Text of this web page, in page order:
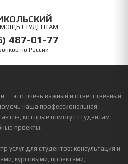
СТУДЕНТАМ
487-01-77
по России
— это очень важный и ответственный
наша профессиональная
которые помогут студентам
проекты.
услуг для студентов: консультация и
курсовыми, проектами,